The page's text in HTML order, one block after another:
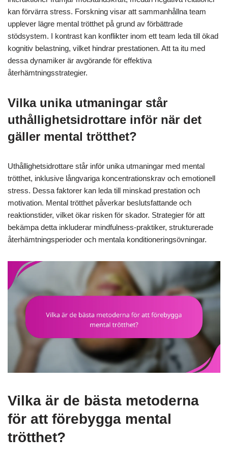
kan förvärra stress. Forskning visar att sammanhållna team
upplever lägre mental trötthet på grund av förbättrade
stödsystem. I kontrast kan konflikter inom ett team leda till ökad
kognitiv belastning, vilket hindrar prestationen. Att ta itu med
dessa dynamiker är avgörande för effektiva
återhämtningsstrategier.
Vilka unika utmaningar står
uthållighetsidrottare inför när det
gäller mental trötthet?
Uthållighetsidrottare står inför unika utmaningar med mental
trötthet, inklusive långvariga koncentrationskrav och emotionell
stress. Dessa faktorer kan leda till minskad prestation och
motivation. Mental trötthet påverkar beslutsfattande och
reaktionstider, vilket ökar risken för skador. Strategier för att
bekämpa detta inkluderar mindfulness-praktiker, strukturerade
återhämtningsperioder och mentala konditioneringsövningar.
Vilka är de bästa metoderna
för att förebygga mental
trötthet?